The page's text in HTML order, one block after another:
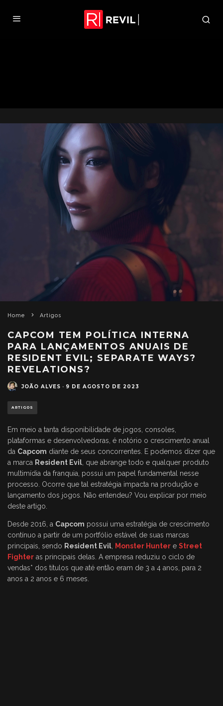
Home Artigos
CAPCOM TEM POLÍTICA INTERNA
PARA LANÇAMENTOS ANUAIS DE
RESIDENT EVIL; SEPARATE WAYS?
REVELATIONS?
JOÃO ALVES · 9 DE AGOSTO DE 2023
ARTIGOS
Em meio a tanta disponibilidade de jogos, consoles,
plataformas e desenvolvedoras, é notório o crescimento anual
da Capcom diante de seus concorrentes. E podemos dizer que
a marca Resident Evil, que abrange todo e qualquer produto
multimídia da franquia, possui um papel fundamental nesse
processo. Ocorre que tal estratégia impacta na produção e
lançamento dos jogos. Não entendeu? Vou explicar por meio
deste artigo.
Desde 2016, a Capcom possui uma estratégia de crescimento
contínuo a partir de um portfólio estável de suas marcas
principais, sendo Resident Evil, Monster Hunter e Street
Fighter as principais delas. A empresa reduziu o ciclo de
vendas* dos títulos que até então eram de 3 a 4 anos, para 2
anos a 2 anos e 6 meses.